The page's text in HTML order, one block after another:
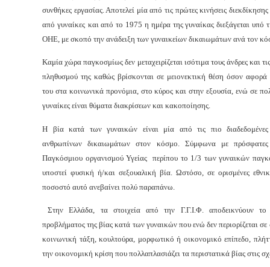
συνθήκες εργασίας. Αποτελεί μία από τις πρώτες κινήσεις
από γυναίκες και από το 1975 η ημέρα της γυναίκας διεξάγεται υπό
ΟΗΕ, με σκοπό την ανάδειξη των γυναικείων δικαιωμάτων ανά τον
Καμία χώρα παγκοσμίως δεν μεταχειρίζεται ισότιμα τους άνδρες και
πληθυσμού της καθώς βρίσκονται σε μειονεκτική θέση όσον
του στα κοινωνικά προνόμια, στο κύρος και στην εξουσία, ενώ σε
γυναίκες είναι θύματα διακρίσεων και κακοποίησης.
Η βία κατά των γυναικών είναι μία από τις πιο διαδεδομένες
ανθρωπίνων δικαιωμάτων στον κόσμο. Σύμφωνα με πρόσφατες
Παγκόσμιου οργανισμού Υγείας περίπου το 1/3 των γυναικών
υποστεί φυσική ή/και σεξουαλική βία. Ωστόσο, σε ορισμένες
ποσοστό αυτό ανεβαίνει πολύ παραπάνω.
Στην Ελλάδα, τα στοιχεία από την Γ.Γ.Ι.Φ. αποδεικνύουν το
προβλήματος της βίας κατά των γυναικών που ενώ δεν περιορίζεται σε
κοινωνική τάξη, κουλτούρα, μορφωτικό ή οικονομικό επίπεδο,
την οικονομική κρίση που πολλαπλασιάζει τα περιστατικά βίας στις